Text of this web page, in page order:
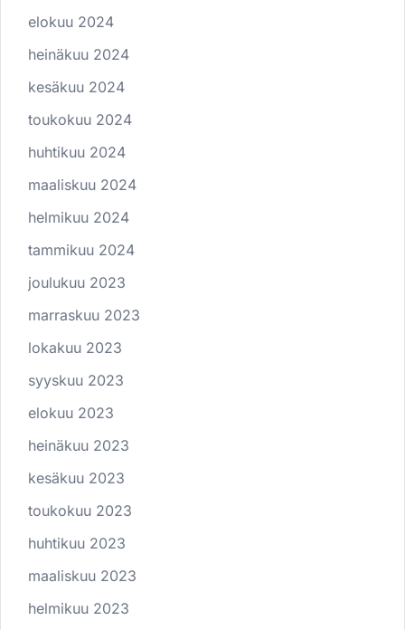
elokuu 2024
heinäkuu 2024
kesäkuu 2024
toukokuu 2024
huhtikuu 2024
maaliskuu 2024
helmikuu 2024
tammikuu 2024
joulukuu 2023
marraskuu 2023
lokakuu 2023
syyskuu 2023
elokuu 2023
heinäkuu 2023
kesäkuu 2023
toukokuu 2023
huhtikuu 2023
maaliskuu 2023
helmikuu 2023